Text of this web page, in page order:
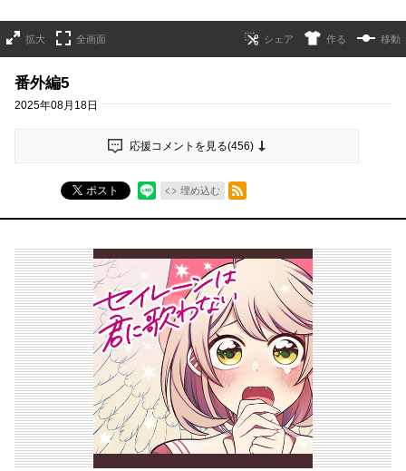
拡大 全画面 作る 移動
番外編5
2025年08月18日
応援コメントを見る(456)
ポスト 埋め込む
RSSフィード